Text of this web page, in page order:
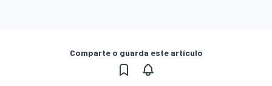
Comparte o guarda este artículo